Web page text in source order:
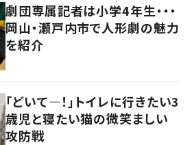
劇団専属記者は小学4年生・・・
岡山・瀬戸内市で人形劇の魅力
を紹介
「どいて―！」トイレに行きたい3
歳児と寝たい猫の微笑ましい
攻防戦